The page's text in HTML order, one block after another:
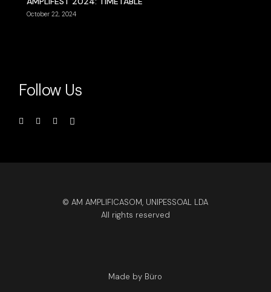
October 22, 2024
Follow Us
© AM AMPLIFICASOM, UNIPESSOAL LDA
All rights reserved
Made by Büro